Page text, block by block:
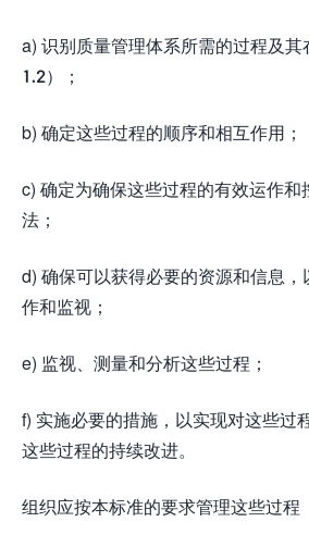
a) 识别质量管理体系所需的过程及
1.2）；
b) 确定这些过程的顺序和相互作用；
c) 确定为确保这些过程的有效运作和
法；
d) 确保可以获得必要的资源和信息，
作和监视；
e) 监视、测量和分析这些过程；
f) 实施必要的措施，以实现对这些过
这些过程的持续改进。
组织应按本标准的要求管理这些过程